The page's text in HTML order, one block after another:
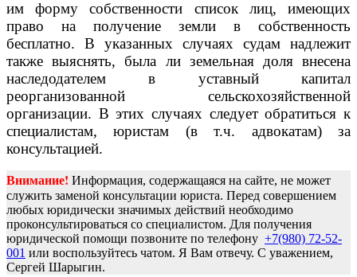
им форму собственности список лиц, имеющих
право на получение земли в собственность
бесплатно. В указанных случаях судам надлежит
также выяснять, была ли земельная доля внесена
наследодателем в уставный капитал
реорганизованной сельскохозяйственной
организации. В этих случаях следует обратиться к
специалистам, юристам (в т.ч. адвокатам) за
консультацией.
Внимание! Информация, содержащаяся на сайте, не может
служить заменой консультации юриста. Перед совершением
любых юридически значимых действий необходимо
проконсультироваться со специалистом. Для получения
юридической помощи позвоните по телефону +7(980) 72-52-
001 или воспользуйтесь чатом. Я Вам отвечу. С уважением,
Сергей Шарыгин.